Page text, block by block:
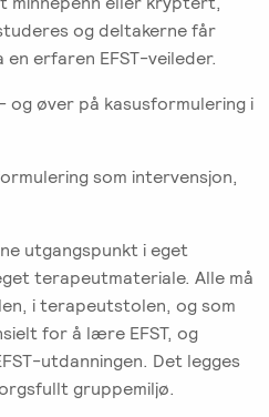
og deltakerne får
erfaren EFST-veileder.
og øver på kasusformulering i
som intervensjon,
utgangspunkt i eget
terapeutmateriale. Alle må
i terapeutstolen, og som
for å lære EFST, og
utdanningen. Det legges
gruppemiljø.